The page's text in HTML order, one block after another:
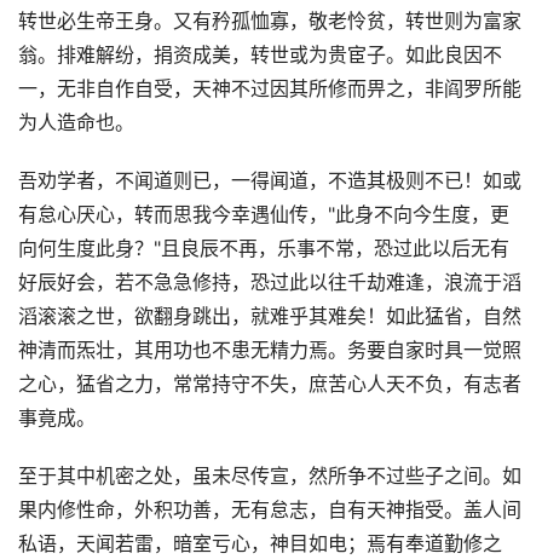
转世必生帝王身。又有矜孤恤寡，敬老怜贫，转世则为富家
翁。排难解纷，捐资成美，转世或为贵宦子。如此良因不
一，无非自作自受，天神不过因其所修而畀之，非阎罗所能
为人造命也。
吾劝学者，不闻道则已，一得闻道，不造其极则不已！如或
有怠心厌心，转而思我今幸遇仙传，"此身不向今生度，更
向何生度此身？"且良辰不再，乐事不常，恐过此以后无有
好辰好会，若不急急修持，恐过此以往千劫难逢，浪流于滔
滔滚滚之世，欲翻身跳出，就难乎其难矣！如此猛省，自然
神清而炁壮，其用功也不患无精力焉。务要自家时具一觉照
之心，猛省之力，常常持守不失，庶苦心人天不负，有志者
事竟成。
至于其中机密之处，虽未尽传宣，然所争不过些子之间。如
果内修性命，外积功善，无有怠志，自有天神指受。盖人间
私语，天闻若雷，暗室亏心，神目如电；焉有奉道勤修之